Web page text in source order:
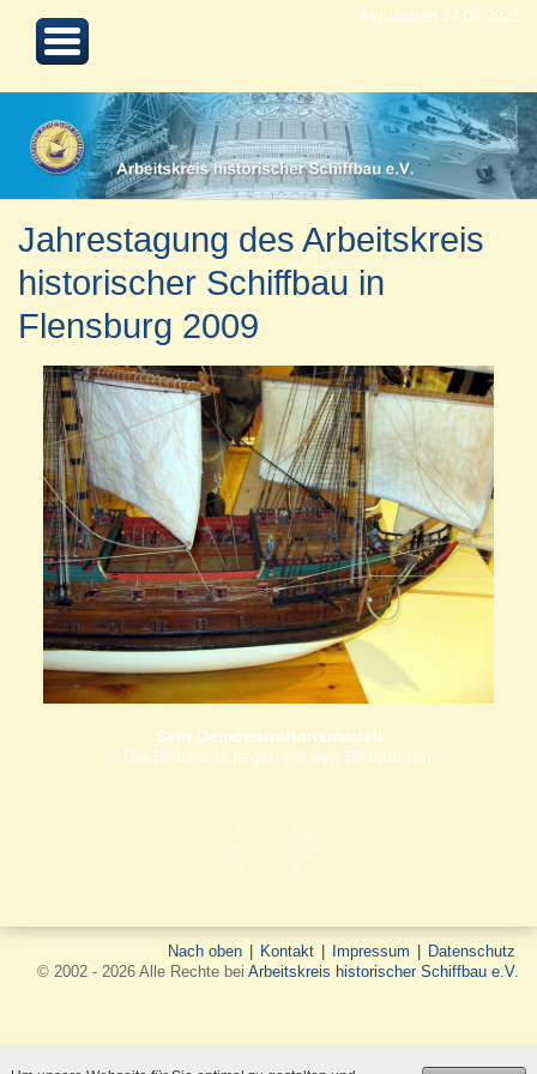
Aktualisiert 24.08.2022
Jahrestagung des Arbeitskreis
historischer Schiffbau in
Flensburg 2009
Sein Demonstrationsmodell
© Die Bildrechte liegen bei den Bildautoren
Nach oben Kontakt Impressum
Datenschutz
© 2002 - 2026 Alle Rechte bei Arbeitskreis historischer Schiffbau e.V.